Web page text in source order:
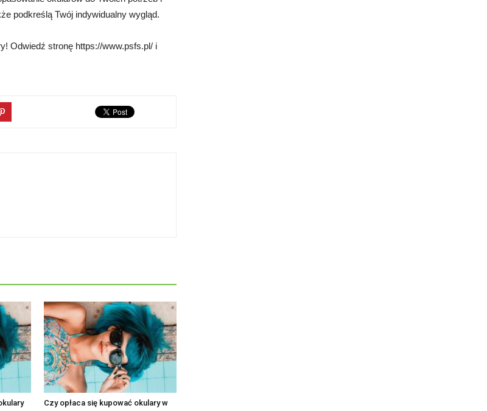
podkreślą Twój indywidualny wygląd.
Odwiedź stronę https://www.psfs.pl/ i
Czy opłaca się kupować okulary w